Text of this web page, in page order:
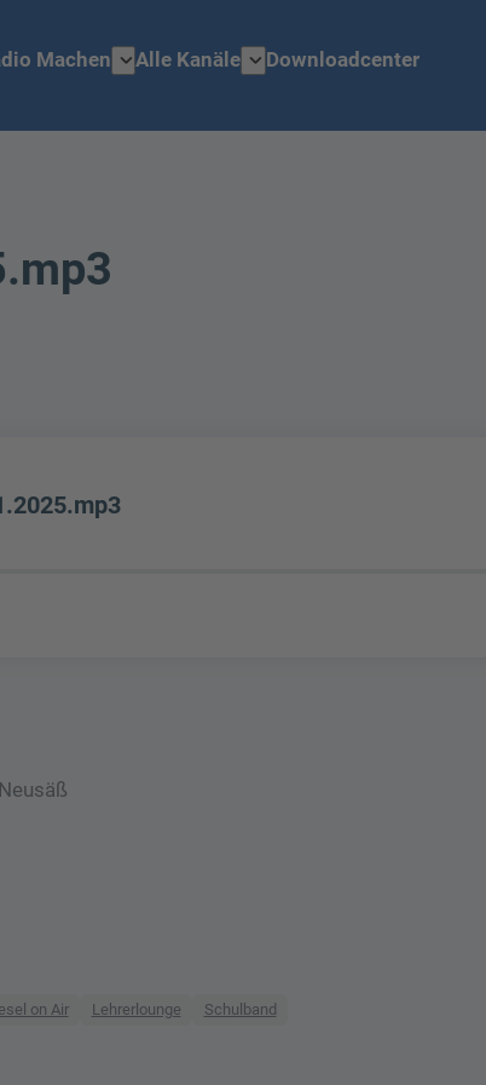
Machen expand_moreAlle Kanäle expand_moreDownloadcenter
on Air Lehrerlounge Schulband